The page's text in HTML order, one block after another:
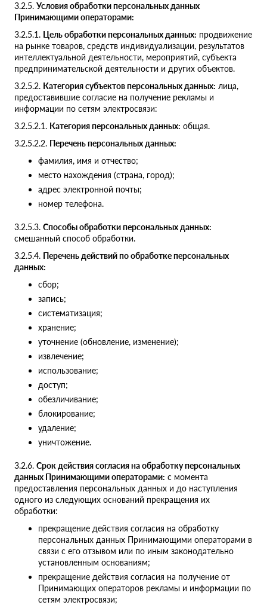
3.2.5. Условия обработки персональных данных
Принимающими операторами:
3.2.5.1. Цель обработки персональных данных: продвижение
на рынке товаров, средств индивидуализации, результатов
интеллектуальной деятельности, мероприятий, субъекта
предпринимательской деятельности и других объектов.
3.2.5.2. Категория субъектов персональных данных: лица,
предоставившие согласие на получение рекламы и
информации по сетям электросвязи:
3.2.5.2.1. Категория персональных данных: общая.
3.2.5.2.2. Перечень персональных данных:
фамилия, имя и отчество;
место нахождения (страна, город);
адрес электронной почты;
номер телефона.
3.2.5.3. Способы обработки персональных данных:
смешанный способ обработки.
3.2.5.4. Перечень действий по обработке персональных
данных:
сбор;
запись;
систематизация;
хранение;
уточнение (обновление, изменение);
извлечение;
использование;
доступ;
обезличивание;
блокирование;
удаление;
уничтожение.
3.2.6. Срок действия согласия на обработку персональных
данных Принимающими операторами: с момента
предоставления персональных данных и до наступления
одного из следующих оснований прекращения их
обработки:
прекращение действия согласия на обработку
персональных данных Принимающими операторами в
связи с его отзывом или по иным законодательно
установленным основаниям;
прекращение действия согласия на получение от
Принимающих операторов рекламы и информации по
сетям электросвязи;